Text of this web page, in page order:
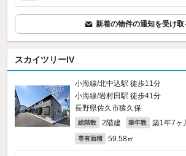
新着の物件の通知を受け取
スカイツリーIV
小海線/北中込駅 徒歩11分
小海線/岩村田駅 徒歩41分
長野県佐久市猿久保
総階数 2階建 築年数 築1年7ヶ
専有面積 59.58㎡